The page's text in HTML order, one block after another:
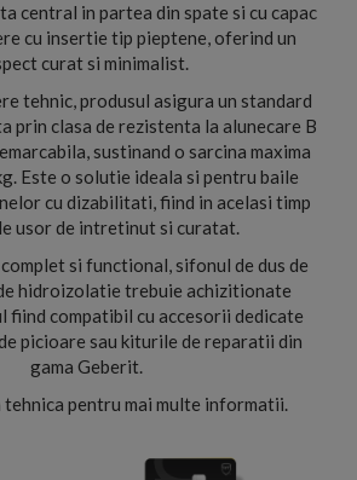
central in partea din spate si cu capac
cu insertie tip pieptene, oferind un
curat si minimalist.
tehnic, produsul asigura un standard
prin clasa de rezistenta la alunecare B
sustinand o sarcina maxima
Este o solutie ideala si pentru baile
cu dizabilitati, fiind in acelasi timp
usor de intretinut si curatat.
si functional, sifonul de dus de
hidroizolatie trebuie achizitionate
fiind compatibil cu accesorii dedicate
picioare sau kiturile de reparatii din
gama Geberit.
pentru mai multe informatii.